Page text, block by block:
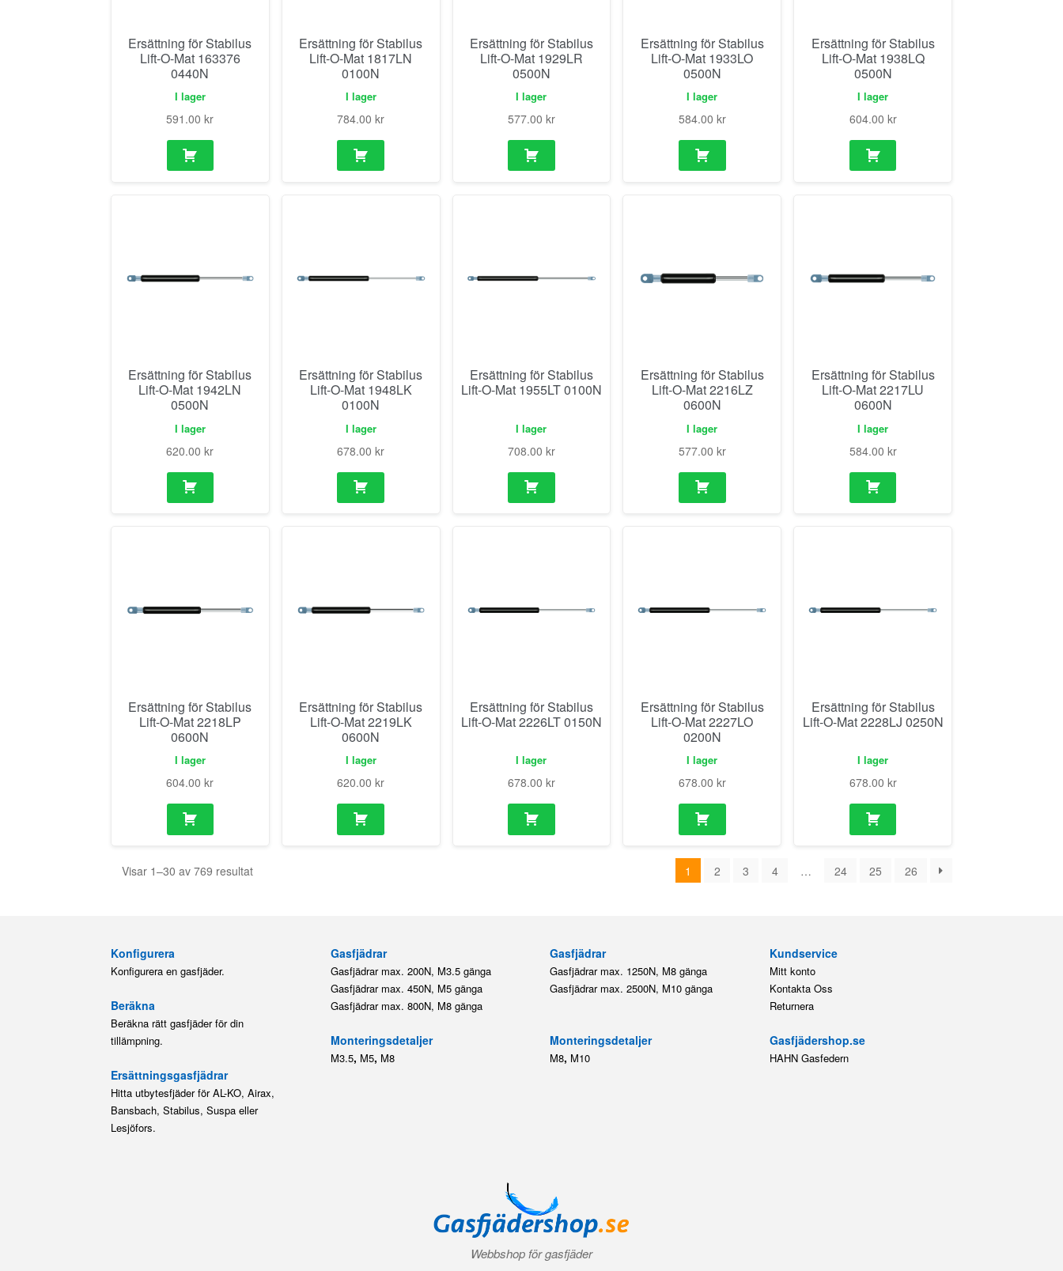
Ersättning för Stabilus
Lift-O-Mat 163376
0440N
I lager
591.00kr
Ersättning för Stabilus
Lift-O-Mat 1817LN
0100N
I lager
784.00kr
Ersättning för Stabilus
Lift-O-Mat 1929LR
0500N
I lager
577.00 kr
Ersättning för Stabilus
Lift-O-Mat 1933LO
0500N
I lager
584.00 kr
Ersättning för Stabilus
Lift-O-Mat 1938LQ
0500N
I lager
604.00 kr
Ersättning för Stabilus
Lift-O-Mat 1942LN
0500N
I lager
620.00kr
Ersättning för Stabilus
Lift-O-Mat 1948LK
0100N
I lager
678.00kr
Ersättning för Stabilus
Lift-O-Mat 1955LT 0100N
I lager
708.00 kr
Ersättning för Stabilus
Lift-O-Mat 2216LZ
0600N
I lager
577.00 kr
Ersättning för Stabilus
Lift-O-Mat 2217LU
0600N
I lager
584.00 kr
Ersättning för Stabilus
Lift-O-Mat 2218LP
0600N
I lager
604.00kr
Ersättning för Stabilus
Lift-O-Mat 2219LK
0600N
I lager
620.00kr
Ersättning för Stabilus
Lift-O-Mat 2226LT 0150N
I lager
678.00 kr
Ersättning för Stabilus
Lift-O-Mat 2227LO
0200N
I lager
678.00 kr
Ersättning för Stabilus
Lift-O-Mat 2228LJ 0250N
I lager
678.00 kr
Visar 1–30 av 769 resultat 1 2 3 4 … 24 25 26
Konfigurera
Konfigurera en gasfjäder.
Beräkna
Beräkna rätt gasfjäder för din
tillämpning.
Ersättningsgasfjädrar
Hitta utbytesfjäder för AL-KO, Airax,
Bansbach, Stabilus, Suspa eller
Lesjöfors.
Gasfjädrar
Gasfjädrar max. 200N, M3.5 gänga
Gasfjädrar max. 450N, M5 gänga
Gasfjädrar max. 800N, M8 gänga
Monteringsdetaljer
M3.5, M5, M8
Gasfjädrar
Gasfjädrar max. 1250N, M8 gänga
Gasfjädrar max. 2500N, M10 gänga
Monteringsdetaljer
M8, M10
Kundservice
Mitt konto
Kontakta Oss
Returnera
Gasfjädershop.se
HAHN Gasfedern
Webbshop för gasfjäder